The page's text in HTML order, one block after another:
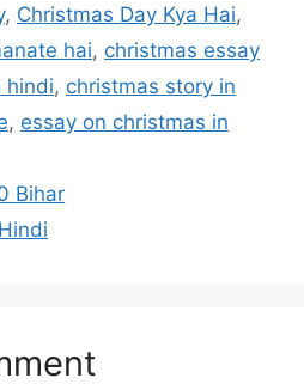
, Christmas Day Kya Hai,
hai, christmas essay
hindi, christmas story in
, essay on christmas in
Bihar